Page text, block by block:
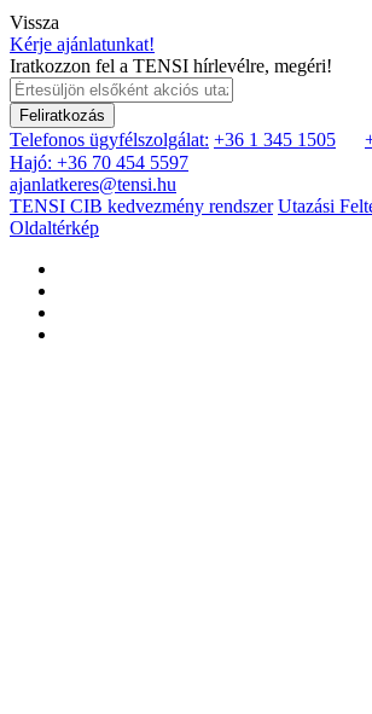
Vissza
Kérje ajánlatunkat!
Iratkozzon fel a TENSI hírlevélre, megéri!
Feliratkozás
Telefonos ügyfélszolgálat: +36 1 345 1505
Hajó: +36 70 454 5597
ajanlatkeres@tensi.hu
TENSI CIB kedvezmény rendszer Utazási
Oldaltérkép